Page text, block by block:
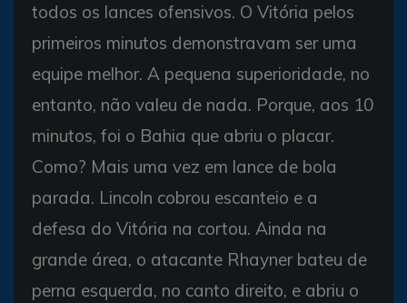
todos os lances ofensivos. O Vitória pelos
primeiros minutos demonstravam ser uma
equipe melhor. A pequena superioridade, no
entanto, não valeu de nada. Porque, aos 10
minutos, foi o Bahia que abriu o placar.
Como? Mais uma vez em lance de bola
parada. Lincoln cobrou escanteio e a
defesa do Vitória na cortou. Ainda na
grande área, o atacante Rhayner bateu de
perna esquerda, no canto direito, e abriu o